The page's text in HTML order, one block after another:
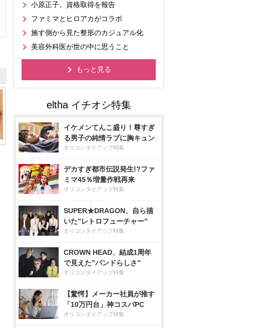
小原正子、資格取得を報告
ファミマとヒロアカがコラボ
施す側から見た整形のカジュアル化
美容外科医が世の中に思うこと
もっと見る
イケメンてんこ盛り！尊すぎ
る男子の純情ラブに胸キュン
オリコンタイアップ特集
デカすぎ都市伝説発生!?ファ
ミマ45％増量作戦再来
オリコンタイアップ特集
SUPER★DRAGON、自ら描
いた”レトロフューチャー”
オリコンタイアップ特集
CROWN HEAD、結成1周年
で見えた”バンドらしさ”
オリコンタイアップ特集
【驚愕】メーカー社員が推す
「10万円台」神コスパPC
オリコンタイアップ特集